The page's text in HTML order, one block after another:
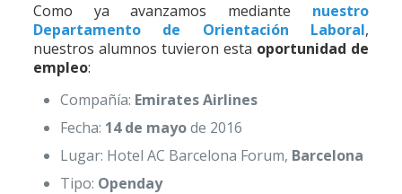
Como ya avanzamos mediante nuestro
Departamento de Orientación Laboral,
nuestros alumnos tuvieron esta oportunidad de
empleo:
Compañía: Emirates Airlines
Fecha: 14 de mayode 2016
Lugar: Hotel AC Barcelona Forum, Barcelona
Tipo: Openday